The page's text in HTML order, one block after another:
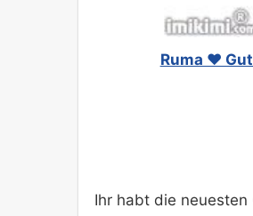
Ruma ♥
Ihr habt die